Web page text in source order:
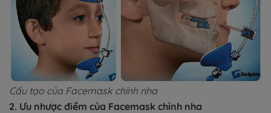
Cấu tạo của Facemask chỉnh nha
2. Ưu nhược điểm của Facemask chỉnh nha